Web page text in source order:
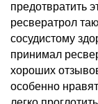
предотвратить
ресвератрол
сосудистому
принимал
хороших
особенно